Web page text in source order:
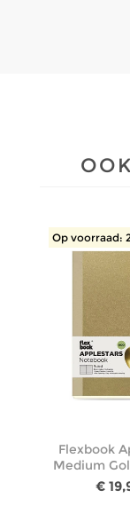
Op voorraad:
Flexbook
Medium
€